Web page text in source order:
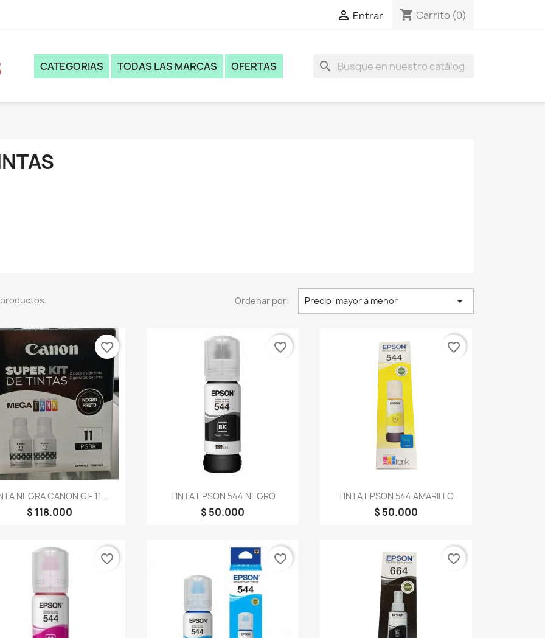
 Entrar shopping_cart Carrito (0)
CATEGORIAS TODAS LAS MARCAS OFERTAS search
productos. Ordenar por: Precio: mayor a menor 
Vista rápida
NEGRA CANON GI- 11...
$ 118.000
favorite_border
Vista rápida
TINTA EPSON 544 NEGRO
$ 50.000
favorite_border
Vista rápida
TINTA EPSON 544 AMARILLO
$ 50.000
favorite_border
favorite_border favorite_border favorite_border